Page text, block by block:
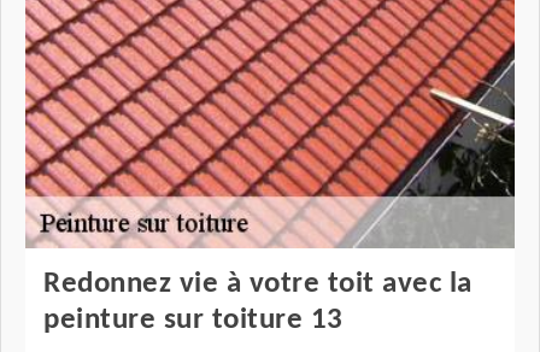
Redonnez vie à votre toit avec la
peinture sur toiture 13